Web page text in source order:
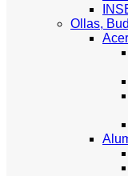
Ollas,